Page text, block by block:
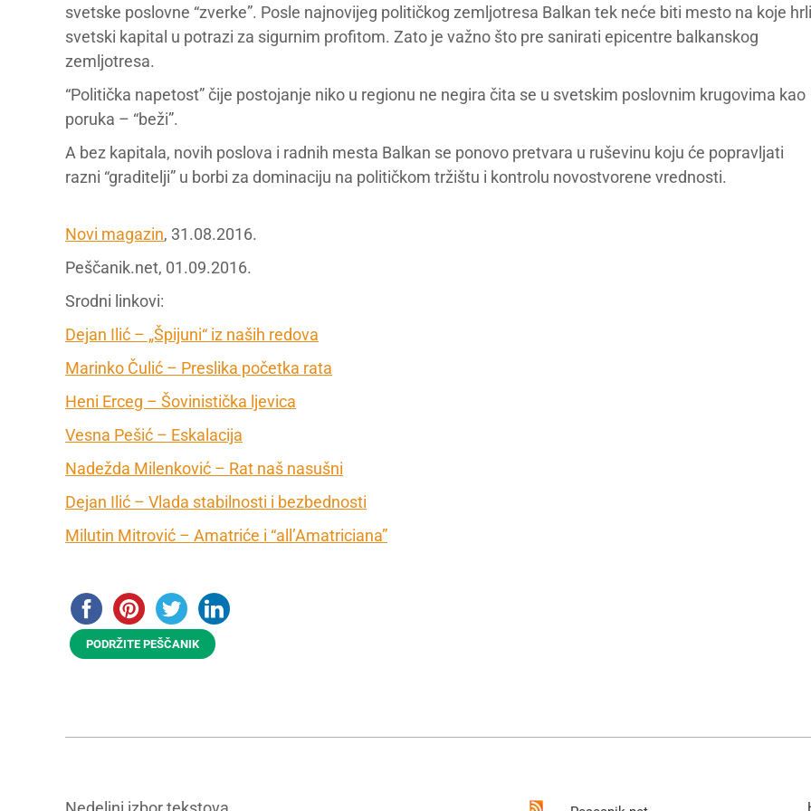
svetske poslovne “zverke”. Posle najnovijeg političkog zemljotresa Balkan tek neće biti mesto na koje hrli
svetski kapital u potrazi za sigurnim profitom. Zato je važno što pre sanirati epicentre balkanskog
zemljotresa.
“Politička napetost” čije postojanje niko u regionu ne negira čita se u svetskim poslovnim krugovima kao
poruka – “beži”.
A bez kapitala, novih poslova i radnih mesta Balkan se ponovo pretvara u ruševinu koju će popravljati
razni “graditelji” u borbi za dominaciju na političkom tržištu i kontrolu novostvorene vrednosti.
Novi magazin, 31.08.2016.
Peščanik.net, 01.09.2016.
Srodni linkovi:
Dejan Ilić – „Špijuni“ iz naših redova
Marinko Čulić – Preslika početka rata
Heni Erceg – Šovinistička ljevica
Vesna Pešić – Eskalacija
Nadežda Milenković – Rat naš nasušni
Dejan Ilić – Vlada stabilnosti i bezbednosti
Milutin Mitrović – Amatriće i “all’Amatriciana”
PODRŽITE PEŠČANIK